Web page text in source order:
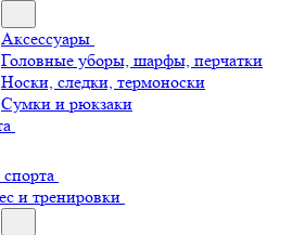
Аксессуары
Головные уборы, шарфы, перчатки
Носки, следки, термоноски
Сумки и рюкзаки
и тренировки